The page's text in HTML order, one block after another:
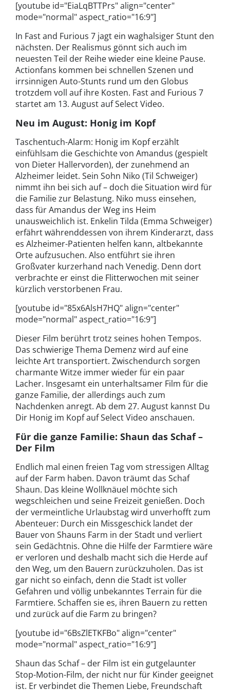
[youtube id="EiaLqBTTPrs" align="center"
mode="normal" aspect_ratio="16:9"]
In Fast and Furious 7 jagt ein waghalsiger Stunt den
nächsten. Der Realismus gönnt sich auch im
neuesten Teil der Reihe wieder eine kleine Pause.
Actionfans kommen bei schnellen Szenen und
irrsinnigen Auto-Stunts rund um den Globus
trotzdem voll auf ihre Kosten. Fast and Furious 7
startet am 13. August auf Select Video.
Neu im August: Honig im Kopf
Taschentuch-Alarm: Honig im Kopf erzählt
einfühlsam die Geschichte von Amandus (gespielt
von Dieter Hallervorden), der zunehmend an
Alzheimer leidet. Sein Sohn Niko (Til Schweiger)
nimmt ihn bei sich auf – doch die Situation wird für
die Familie zur Belastung. Niko muss einsehen,
dass für Amandus der Weg ins Heim
unausweichlich ist. Enkelin Tilda (Emma Schweiger)
erfährt währenddessen von ihrem Kinderarzt, dass
es Alzheimer-Patienten helfen kann, altbekannte
Orte aufzusuchen. Also entführt sie ihren
Großvater kurzerhand nach Venedig. Denn dort
verbrachte er einst die Flitterwochen mit seiner
kürzlich verstorbenen Frau.
[youtube id="85x6AlsH7HQ" align="center"
mode="normal" aspect_ratio="16:9"]
Dieser Film berührt trotz seines hohen Tempos.
Das schwierige Thema Demenz wird auf eine
leichte Art transportiert. Zwischendurch sorgen
charmante Witze immer wieder für ein paar
Lacher. Insgesamt ein unterhaltsamer Film für die
ganze Familie, der allerdings auch zum
Nachdenken anregt. Ab dem 27. August kannst Du
Dir Honig im Kopf auf Select Video anschauen.
Für die ganze Familie: Shaun das Schaf –
Der Film
Endlich mal einen freien Tag vom stressigen Alltag
auf der Farm haben. Davon träumt das Schaf
Shaun. Das kleine Wollknäuel möchte sich
wegschleichen und seine Freizeit genießen. Doch
der vermeintliche Urlaubstag wird unverhofft zum
Abenteuer: Durch ein Missgeschick landet der
Bauer von Shauns Farm in der Stadt und verliert
sein Gedächtnis. Ohne die Hilfe der Farmtiere wäre
er verloren und deshalb macht sich die Herde auf
den Weg, um den Bauern zurückzuholen. Das ist
gar nicht so einfach, denn die Stadt ist voller
Gefahren und völlig unbekanntes Terrain für die
Farmtiere. Schaffen sie es, ihren Bauern zu retten
und zurück auf die Farm zu bringen?
[youtube id="6BsZlETKFBo" align="center"
mode="normal" aspect_ratio="16:9"]
Shaun das Schaf – der Film ist ein gutgelaunter
Stop-Motion-Film, der nicht nur für Kinder geeignet
ist. Er verbindet die Themen Liebe, Freundschaft